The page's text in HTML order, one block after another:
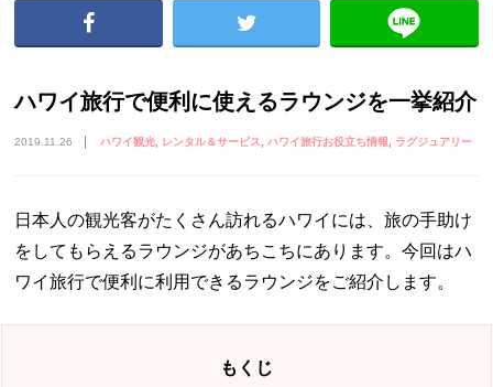
ハワイ旅行で便利に使えるラウンジを一挙紹介
2019.11.26 ハワイ観光 レンタル＆サービス ハワイ旅行お役立ち情報 ラグジュアリー
日本人の観光客がたくさん訪れるハワイには、旅の手助け
をしてもらえるラウンジがあちこちにあります。今回はハ
ワイ旅行で便利に利用できるラウンジをご紹介します。
もくじ